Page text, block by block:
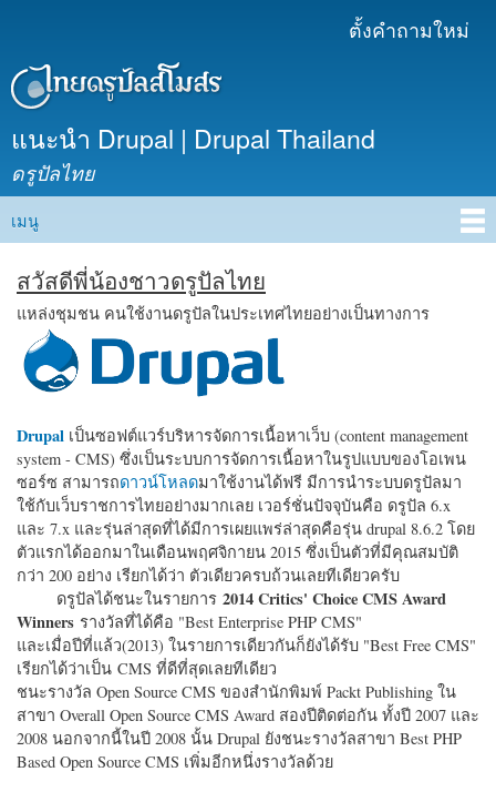
เนื้อหา
ตั้งคำถามใหม่
แนะนำ Drupal | Drupal Thailand
ดรูปัลไทย
Main menu
เมนู
สวัสดีพี่น้องชาวดรูปัลไทย
แหล่งชุมชน คนใช้งานดรูปัลในประเทศไทยอย่างเป็นทางการ
Drupal เป็นซอฟต์แวร์บริหารจัดการเนื้อหาเว็บ (content management
system - CMS) ซึ่งเป็นระบบการจัดการเนื้อหาในรูปแบบของโอเพน
ซอร์ซ สามารถดาวน์โหลดมาใช้งานได้ฟรี มีการนำระบบดรูปัลมา
ใช้กับเว็บราชการไทยอย่างมากเลย เวอร์ชั่นปัจจุบันคือ ดรูปัล 6.x
และ 7.x และรุ่นล่าสุดที่ได้มีการเผยแพร่ล่าสุดคือรุ่น drupal 8.6.2 โดย
ตัวแรกได้ออกมาในเดือนพฤศจิกายน 2015 ซึ่งเป็นตัวที่มีคุณสมบัติ
กว่า 200 อย่าง เรียกได้ว่า ตัวเดียวครบถ้วนเลยทีเดียวครับ
ดรูปัลได้ชนะในรายการ 2014 Critics' Choice CMS Award
Winners รางวัลที่ได้คือ "Best Enterprise PHP CMS"
และเมื่อปีที่แล้ว(2013) ในรายการเดียวกันก็ยังได้รับ "Best Free CMS"
เรียกได้ว่าเป็น CMS ที่ดีที่สุดเลยทีเดียว
ชนะรางวัล Open Source CMS ของสำนักพิมพ์ Packt Publishing ใน
สาขา Overall Open Source CMS Award สองปีติดต่อกัน ทั้งปี 2007 และ
2008 นอกจากนี้ในปี 2008 นั้น Drupal ยังชนะรางวัลสาขา Best PHP
Based Open Source CMS เพิ่มอีกหนึ่งรางวัลด้วย